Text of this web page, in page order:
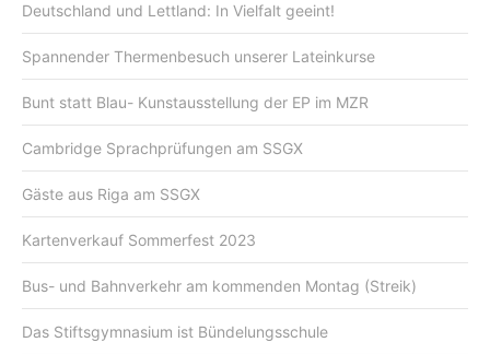
Deutschland und Lettland: In Vielfalt geeint!
Spannender Thermenbesuch unserer Lateinkurse
Bunt statt Blau- Kunstausstellung der EP im MZR
Cambridge Sprachprüfungen am SSGX
Gäste aus Riga am SSGX
Kartenverkauf Sommerfest 2023
Bus- und Bahnverkehr am kommenden Montag (Streik)
Das Stiftsgymnasium ist Bündelungsschule